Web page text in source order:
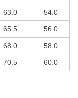
63.0 54.0
65.5 56.0
68.0 58.0
70.5 60.0